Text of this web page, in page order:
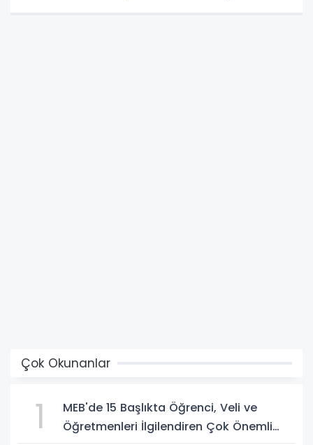
Çok Okunanlar
1
MEB'de 15 Başlıkta Öğrenci, Veli ve
Öğretmenleri İlgilendiren Çok Önemli